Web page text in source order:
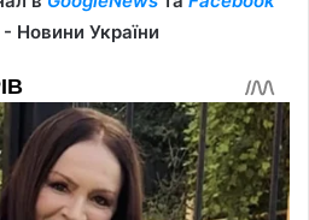
- Новини України